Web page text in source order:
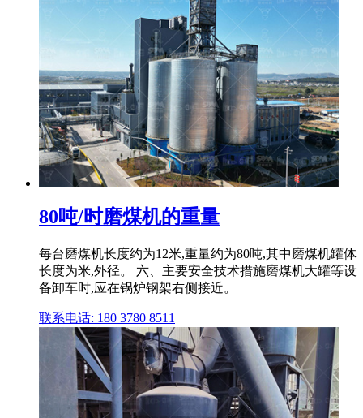
80吨/时磨煤机的重量
每台磨煤机长度约为12米,重量约为80吨,其中磨煤机罐体
长度为米,外径。 六、主要安全技术措施磨煤机大罐等设
备卸车时,应在锅炉钢架右侧接近。
联系电话: 180 3780 8511